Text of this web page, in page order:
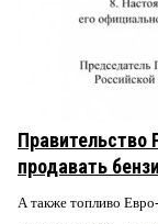
продавать
А также топливо